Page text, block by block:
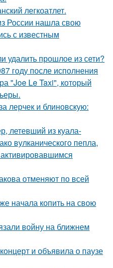
легкоатлет.
России нашла свою
с известным
прошлое из сети?
году после исполнения
"Joe Le Taxi", который
лерчек и блиновскую:
летевший из куала-
вулканического пепла,
отменяют по всей
начала копить на свою
войну на ближнем
и объявила о паузе